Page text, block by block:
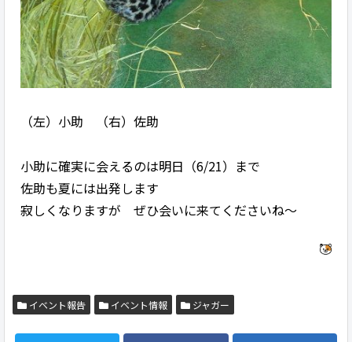
（左）小助 （右）佐助
小助に確実に会えるのは明日（6/21）まで
佐助も夏には出発します
寂しくなりますが ぜひ会いに来てくださいね～
イベント報告 イベント情報 ジャガー